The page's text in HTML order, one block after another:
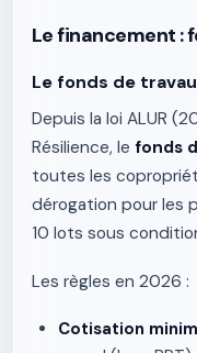
Le financement :
Le fonds de
Depuis la loi ALUR
Résilience, le fonds
toutes les
dérogation pour les
10 lots sous
Les règles en 2026 :
Cotisation